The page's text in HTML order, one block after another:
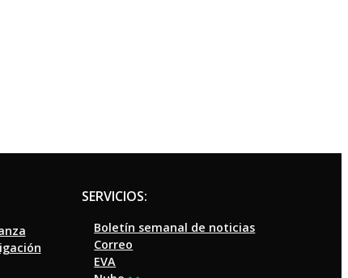
SERVICIOS:
Boletín semanal de noticias
Correo
EVA